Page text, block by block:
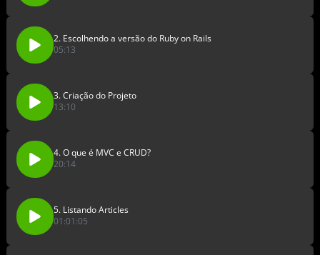
2. Escolhendo a versão do Ruby on Rails
05:13
3. Criação do Projeto
13:10
4. O que é MVC e CRUD?
20:14
5. Listando Articles
01:01:05